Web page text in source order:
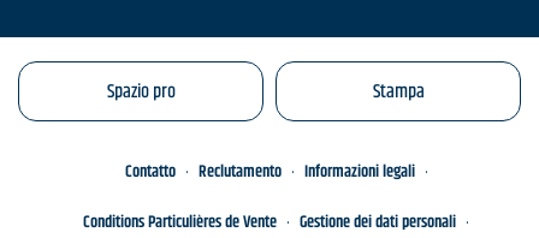
Spazio pro Stampa
Contatto Reclutamento
Informazioni legali
Conditions Particulières de Vente
Gestione dei dati personali